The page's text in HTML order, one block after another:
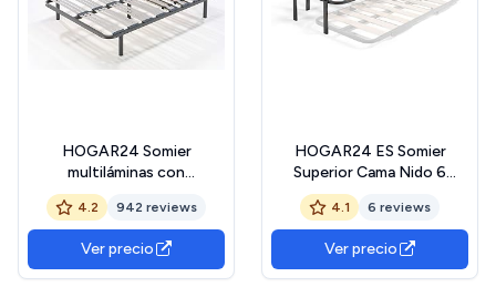
HOGAR24 Somier
multiláminas con
reguladores lumbares (5
Patas Incluidas)-Altura de
Las Patas 32cm-
135x190cm
4.2 942 reviews
Ver precio
HOGAR24 ES Somier
Superior Cama Nido 6
Patas, 90x200 cm
4.1 6 reviews
Ver precio